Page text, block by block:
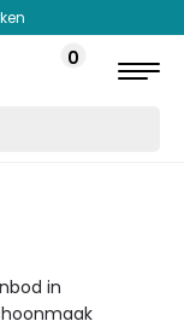
0
in